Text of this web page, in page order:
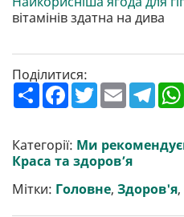
вітамінів здатна на дива
Поділитися:
П
о
р
и
т
F
a
b
o
o
T
w
e
r
E
m
l
T
e
g
r
Категорії: Ми
Краса та здоров’я
Мітки: Головне, Здоров'я,